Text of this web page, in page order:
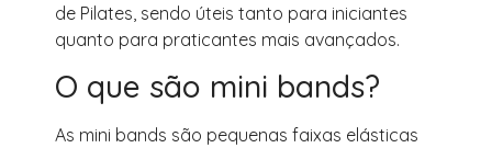
de Pilates, sendo úteis tanto para iniciantes
quanto para praticantes mais avançados.
O que são mini bands?
As mini bands são pequenas faixas elásticas